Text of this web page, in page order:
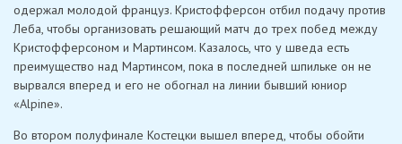
одержал молодой француз. Кристофферсон отбил подачу против
Леба, чтобы организовать решающий матч до трех побед между
Кристофферсоном и Мартинсом. Казалось, что у шведа есть
преимущество над Мартинсом, пока в последней шпильке он не
вырвался вперед и его не обогнал на линии бывший юниор
«Alpine».
Во втором полуфинале Костецки вышел вперед, чтобы обойти